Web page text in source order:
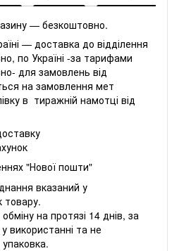
— безкоштовно.
— доставка до відділення
по Україні -за тарифами
для замовлень від
на замовлення мет
в тиражній намотці від
"Нової пошти"
вказаний у
товару.
на протязі 14 днів, за
використанні та не